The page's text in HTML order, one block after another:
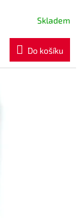
Skladem
Do košíku